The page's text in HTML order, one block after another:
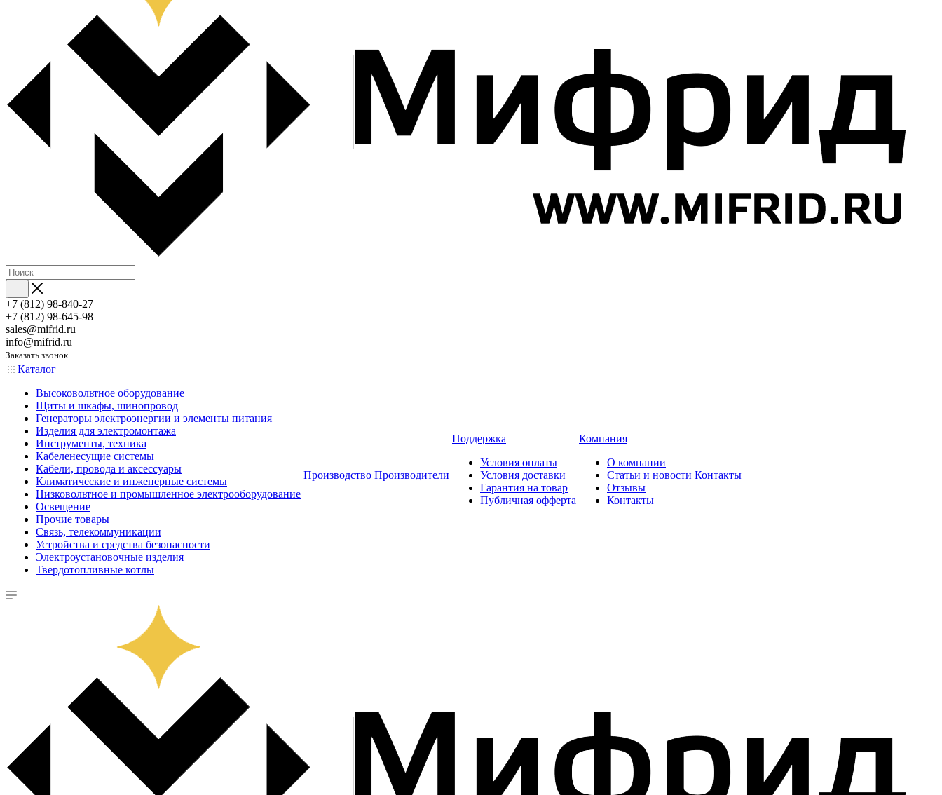
+7 (812) 98-840-27
+7 (812) 98-645-98
sales@mifrid.ru
info@mifrid.ru
Заказать звонок
Каталог
Высоковольтное оборудование
Щиты и шкафы, шинопровод
Генераторы электроэнергии и элементы питания
Изделия для электромонтажа
Инструменты, техника
Кабеленесущие системы
Кабели, провода и аксессуары
Климатические и инженерные системы
Низковольтное и промышленное электрооборудование
Освещение
Прочие товары
Связь, телекоммуникации
Устройства и средства безопасности
Электроустановочные изделия
Твердотопливные котлы
Производство Производители
Поддержка
Условия оплаты
Условия доставки
Гарантия на товар
Публичная офферта
Компания
О компании
Статьи и новости
Отзывы
Контакты
Контакты